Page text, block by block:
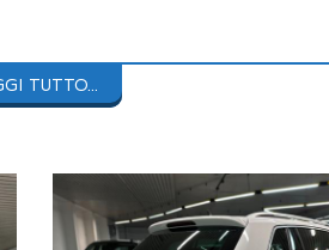
TUTTO...